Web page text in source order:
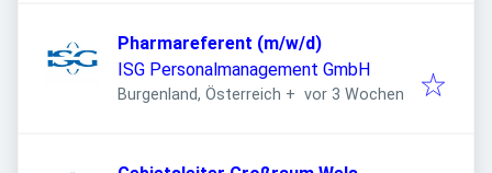
Pharmareferent (m/w/d)
ISG Personalmanagement GmbH
Burgenland, Österreich + Veröffentlicht
vor 3 Wochen